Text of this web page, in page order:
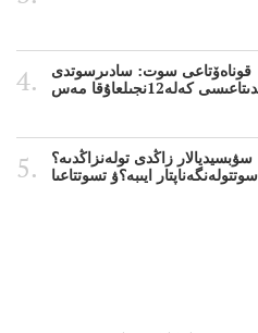
قوناەۆتاعى سوت: سادىرسوتدى
سۋبسيديالار زاڭدى تولەنزاڭدىە؟